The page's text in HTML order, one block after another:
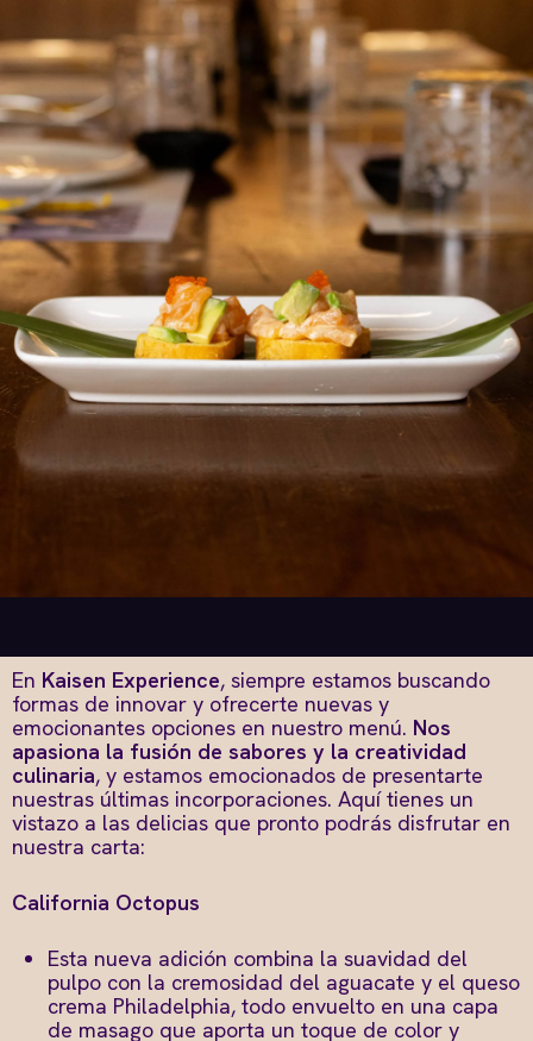
En Kaisen Experience, siempre estamos buscando
formas de innovar y ofrecerte nuevas y
emocionantes opciones en nuestro menú. Nos
apasiona la fusión de sabores y la creatividad
culinaria, y estamos emocionados de presentarte
nuestras últimas incorporaciones. Aquí tienes un
vistazo a las delicias que pronto podrás disfrutar en
nuestra carta:
California Octopus
Esta nueva adición combina la suavidad del
pulpo con la cremosidad del aguacate y el queso
crema Philadelphia, todo envuelto en una capa
de masago que aporta un toque de color y